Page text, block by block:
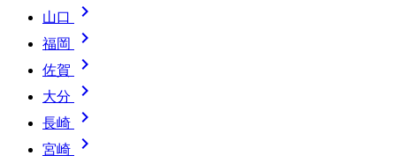
山口 
福岡 
佐賀 
大分 
長崎 
宮崎 